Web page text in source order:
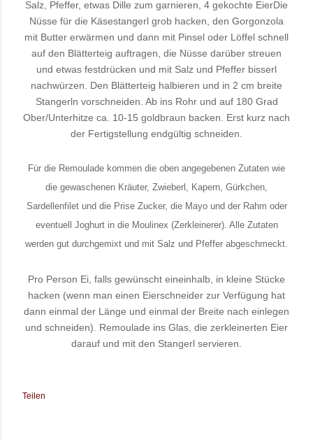
Salz, Pfeffer, etwas Dille zum garnieren, 4 gekochte EierDie
Nüsse für die Käsestangerl grob hacken, den Gorgonzola
mit Butter erwärmen und dann mit Pinsel oder Löffel schnell
auf den Blätterteig auftragen, die Nüsse darüber streuen
und etwas festdrücken und mit Salz und Pfeffer bisserl
nachwürzen. Den Blätterteig halbieren und in 2 cm breite
Stangerln vorschneiden. Ab ins Rohr und auf 180 Grad
Ober/Unterhitze ca. 10-15 goldbraun backen. Erst kurz nach
der Fertigstellung endgültig schneiden.
Für die Remoulade kommen die oben angegebenen Zutaten wie
die gewaschenen Kräuter, Zwieberl, Kapern, Gürkchen,
Sardellenfilet und die Prise Zucker, die Mayo und der Rahm oder
eventuell Joghurt in die Moulinex (Zerkleinerer). Alle Zutaten
werden gut durchgemixt und mit Salz und Pfeffer abgeschmeckt.
Pro Person Ei, falls gewünscht eineinhalb, in kleine Stücke
hacken (wenn man einen Eierschneider zur Verfügung hat
dann einmal der Länge und einmal der Breite nach einlegen
und schneiden). Remoulade ins Glas, die zerkleinerten Eier
darauf und mit den Stangerl servieren.
Teilen